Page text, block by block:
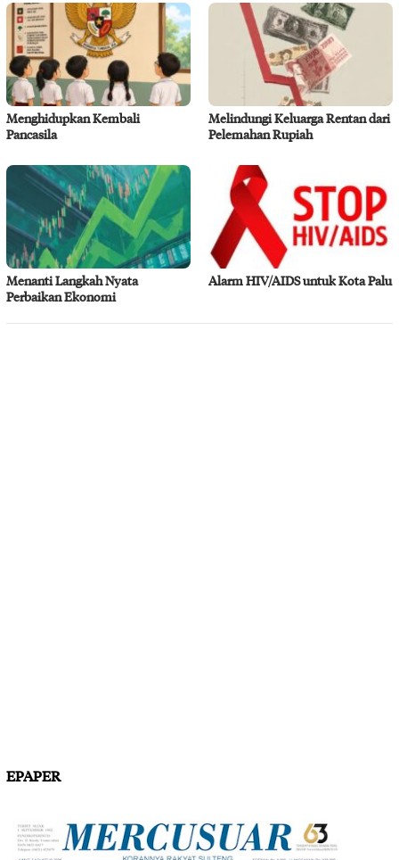
Menghidupkan Kembali
Pancasila
Melindungi Keluarga Rentan dari
Pelemahan Rupiah
Menanti Langkah Nyata
Perbaikan Ekonomi
Alarm HIV/AIDS untuk Kota Palu
EPAPER